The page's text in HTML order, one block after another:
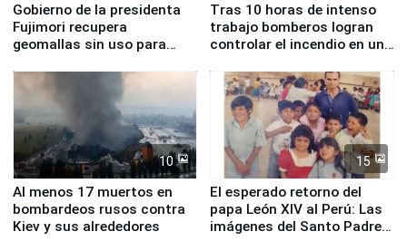
Gobierno de la presidenta
Fujimori recupera
geomallas sin uso para
Fenómeno El Niño
Tras 10 horas de intenso
trabajo bomberos logran
controlar el incendio en una
de Chile
10
Al menos 17 muertos en
bombardeos rusos contra
Kiev y sus alrededores
15
El esperado retorno del
papa León XIV al Perú: Las
imágenes del Santo Padre